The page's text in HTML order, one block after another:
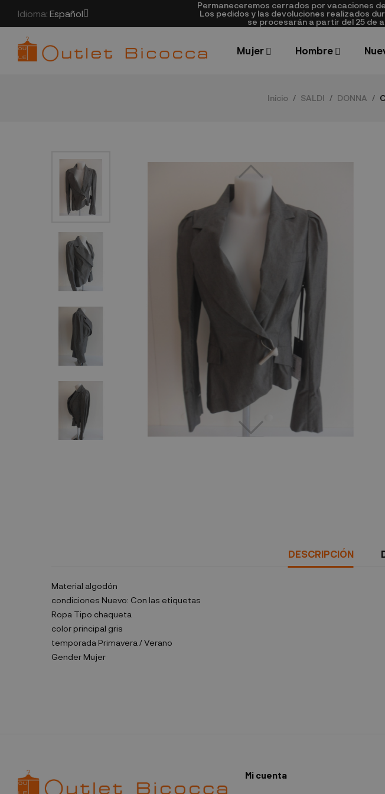
Idioma: Español
Permaneceremos cerrados por vacaciones
Los pedidos y las devoluciones realizados
se procesarán a partir del 25 de
Mujer Hombre
Inicio SALDI DONNA
DESCRIPCIÓN
Material algodón
condiciones Nuevo: Con las etiquetas
Ropa Tipo chaqueta
color principal gris
temporada Primavera / Verano
Gender Mujer
Mi cuenta